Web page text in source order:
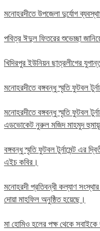
মনোহরদীতে উপজেলা দুর্যোগ
পবিত্র ঈদুল ফিতরের শুভেচ্ছা
খিদিরপুর ইউনিয়ন ছাত্রলীগের
মনোহরদীতে বঙ্গবন্ধু স্মৃতি ফুটবল
মনোহরদীতে বঙ্গবন্ধু স্মৃতি ফুটবল
এডভোকেট নুরুল মজিদ মাহমুদ
বঙ্গবন্ধু স্মৃতি ফুটবল টুর্নামেন্ট এর
এইচ কবির।
মনোহরদী প্রতিবন্ধী কল্যাণ
দোয়া মাহফিল অনুষ্ঠিত হয়েছে।
মা হোমিও হলের পক্ষ থেকে